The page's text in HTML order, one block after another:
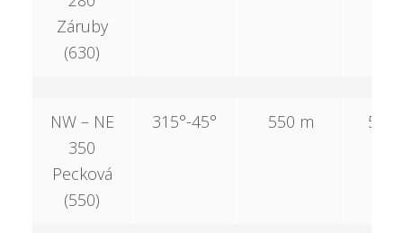
Záruby
(630)
NW – NE
350
Pecková
(550)
315°-45° 550 m 550